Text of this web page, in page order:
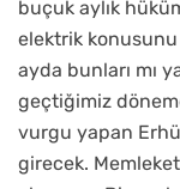
buçuk aylık
elektrik konusunu
ayda bunları mı
geçtiğimiz
vurgu yapan
girecek.